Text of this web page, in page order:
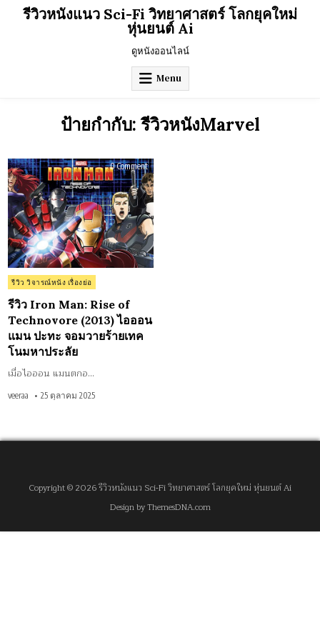
รีวิวหนังแนว Sci-Fi วิทยาศาสตร์ โลกยุคใหม่
หุ่นยนต์ Ai
ดูหนังออนไลน์
Menu
ป้ายกำกับ:รีวิวหนังMarvel
0 Commenton
รีวิว
Iron
Man:
Rise
of
Technovore
(2013)
ไอออน
แมน
ปะทะ
จอม
วาย
Posted
in
รีวิว วิจารณ์หนัง เรื่องย่อ
รีวิว Iron Man: Rise of
Technovore (2013) ไอออน
แมน ปะทะ จอมวายร้ายเทค
โนมหาประลัย
เมื่อไอออน แมนตกอ…
veeraa 25 ตุลาคม 2025
Copyright © 2026 รีวิวหนังแนว Sci-Fi วิทยาศาสตร์ โลกยุคใหม่ หุ่นยนต์ Ai
Design by ThemesDNA.com